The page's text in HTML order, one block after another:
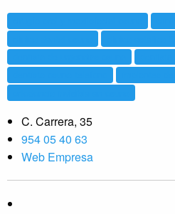
C. Carrera, 35
954 05 40 63
Web Empresa